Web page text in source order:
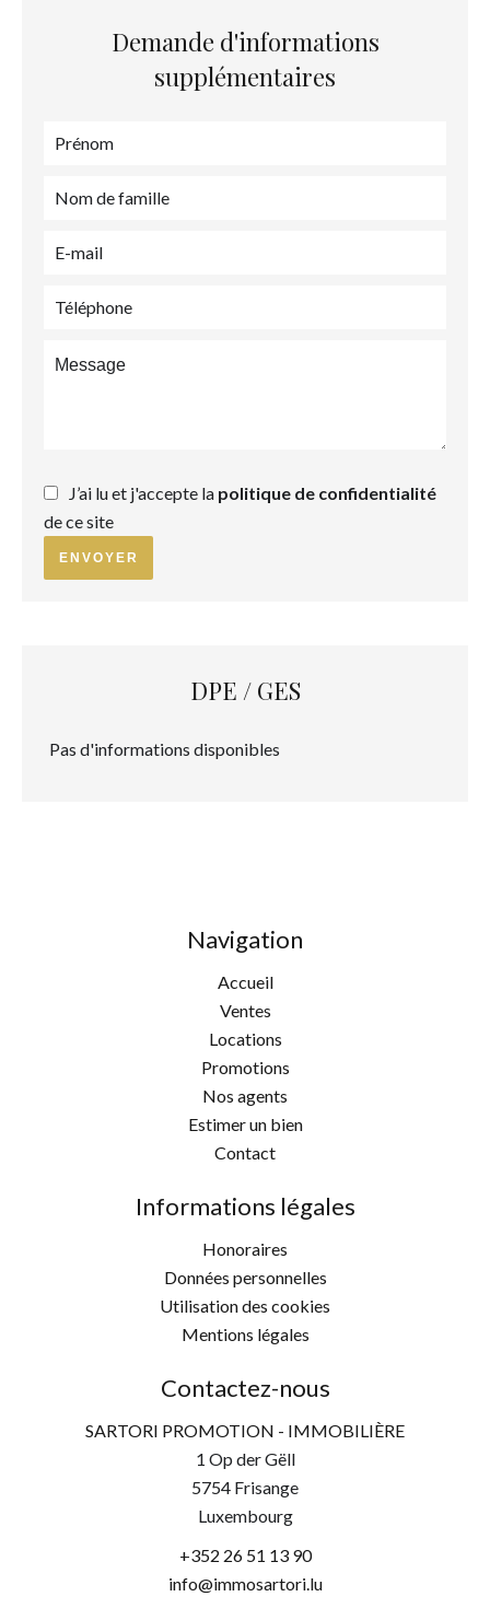
Demande d'informations
supplémentaires
J’ai lu et j'accepte la politique de confidentialité
de ce site
ENVOYER
DPE / GES
Pas d'informations disponibles
Navigation
Accueil
Ventes
Locations
Promotions
Nos agents
Estimer un bien
Contact
Informations légales
Honoraires
Données personnelles
Utilisation des cookies
Mentions légales
Contactez-nous
SARTORI PROMOTION - IMMOBILIÈRE
1 Op der Gëll
5754 Frisange
Luxembourg
+352 26 51 13 90
info@immosartori.lu